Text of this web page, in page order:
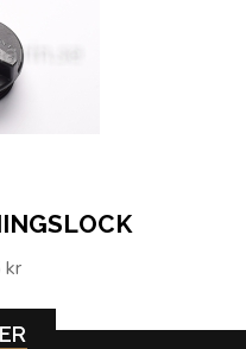
kr